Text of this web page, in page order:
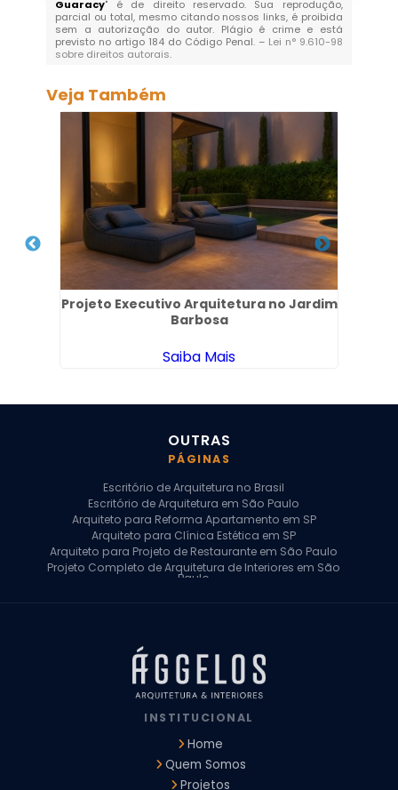
Guaracy" é de direito reservado. Sua reprodução,
parcial ou total, mesmo citando nossos links, é proibida
sem a autorização do autor. Plágio é crime e está
previsto no artigo 184 do Código Penal. – Lei n° 9.610-98
sobre direitos autorais.
Veja Também
Projeto Executivo Arquitetura no Jardim
Barbosa
Saiba Mais
OUTRAS
PÁGINAS
Escritório de Arquitetura no Brasil
Escritório de Arquitetura em São Paulo
Arquiteto para Reforma Apartamento em SP
Arquiteto para Clínica Estética em SP
Arquiteto para Projeto de Restaurante em São Paulo
Projeto Completo de Arquitetura de Interiores em São
Paulo
Arquiteto para Projeto Comercial em São Paulo
Arquiteto Comercial
Arquiteto para Reforma de Apartamento
Arquiteto para Reforma Residencial
Arquitetura para Reforma de Casas
Design de Interiores Apartamentos
Design de Interiores Residencial
Empresa de Arquitetura e Design
INSTITUCIONAL
Home
Quem Somos
Projetos